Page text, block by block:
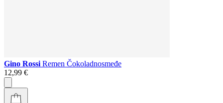
Gino Rossi Remen Čokoladnosmeđe
12,99 €